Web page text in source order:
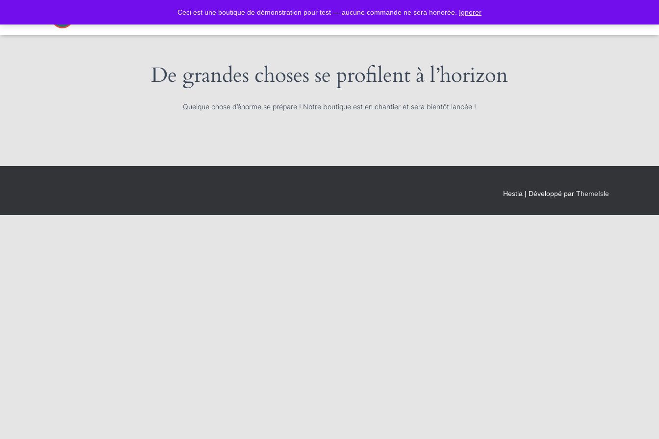
Ceci est une boutique de démonstration pour test — aucune commande ne sera honorée. Ignorer
De grandes choses se profilent à l’horizon
Quelque chose d’énorme se prépare ! Notre boutique est en chantier et sera bientôt lancée !
Hestia | Développé par ThemeIsle